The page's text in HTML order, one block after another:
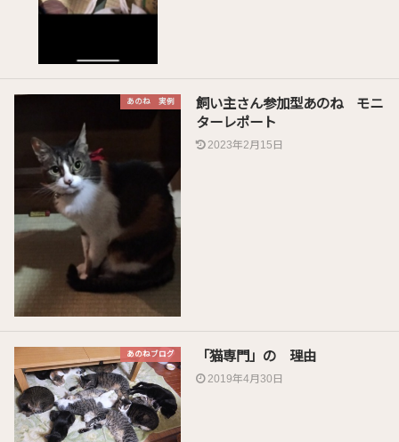
あのね 実例
飼い主さん参加型あのね モニ
ターレポート
2023年2月15日
あのねブログ 「猫専門」の 理由
2019年4月30日